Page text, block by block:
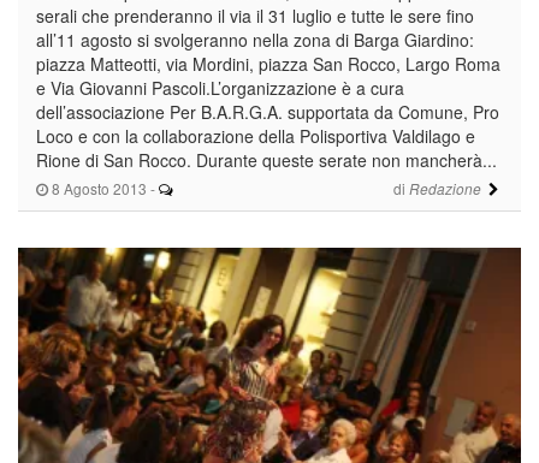
8 Agosto 2013 - di Redazione
serali che prenderanno il via il 31 luglio e tutte le sere fino
all’11 agosto si svolgeranno nella zona di Barga Giardino:
piazza Matteotti, via Mordini, piazza San Rocco, Largo Roma
e Via Giovanni Pascoli.L’organizzazione è a cura
dell’associazione Per B.A.R.G.A. supportata da Comune, Pro
Loco e con la collaborazione della Polisportiva Valdilago e
Rione di San Rocco. Durante queste serate non mancherà...